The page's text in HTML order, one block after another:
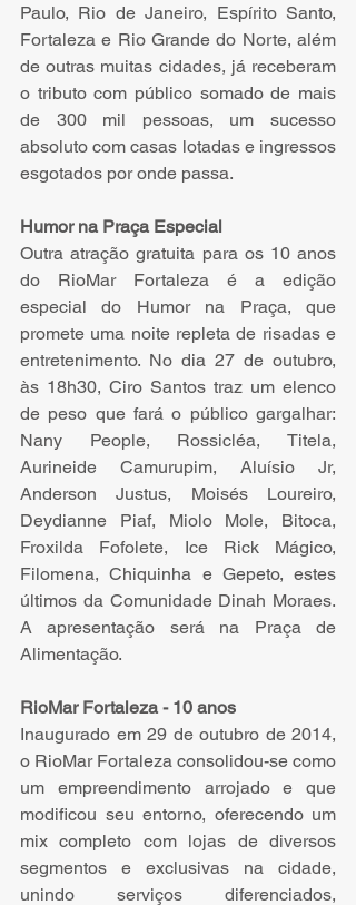
Paulo, Rio de Janeiro, Espírito Santo,
Fortaleza e Rio Grande do Norte, além
de outras muitas cidades, já receberam
o tributo com público somado de mais
de 300 mil pessoas, um sucesso
absoluto com casas lotadas e ingressos
esgotados por onde passa.
Humor na Praça Especial
Outra atração gratuita para os 10 anos
do RioMar Fortaleza é a edição
especial do Humor na Praça, que
promete uma noite repleta de risadas e
entretenimento. No dia 27 de outubro,
às 18h30, Ciro Santos traz um elenco
de peso que fará o público gargalhar:
Nany People, Rossicléa, Titela,
Aurineide Camurupim, Aluísio Jr,
Anderson Justus, Moisés Loureiro,
Deydianne Piaf, Miolo Mole, Bitoca,
Froxilda Fofolete, Ice Rick Mágico,
Filomena, Chiquinha e Gepeto, estes
últimos da Comunidade Dinah Moraes.
A apresentação será na Praça de
Alimentação.
RioMar Fortaleza - 10 anos
Inaugurado em 29 de outubro de 2014,
o RioMar Fortaleza consolidou-se como
um empreendimento arrojado e que
modificou seu entorno, oferecendo um
mix completo com lojas de diversos
segmentos e exclusivas na cidade,
unindo serviços diferenciados,